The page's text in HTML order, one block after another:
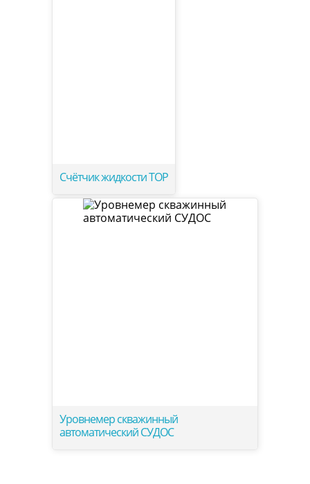
Счётчик жидкости ТОР
Уровнемер скважинный
автоматический СУДОС